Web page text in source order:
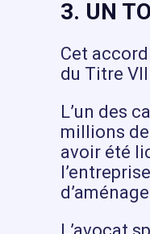
3. UN
Cet
du Titre
L’un des
millions
avoir été